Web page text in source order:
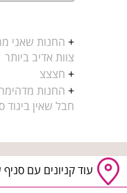
+ החנות שאני
צוות אדיב ביותר
+ חצצצ
+ החנות
חבל שאין ביגוד
עוד קניונים עם